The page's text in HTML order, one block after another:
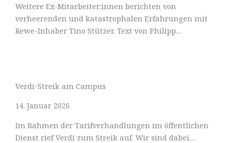
Weitere Ex-Mitarbeiter:innen berichten von
verheerenden und katastrophalen Erfahrungen mit
Rewe-Inhaber Tino Stützer. Text von Philipp…
Verdi-Streik am Campus
14. Januar 2026
Im Rahmen der Tarifverhandlungen im öffentlichen
Dienst rief Verdi zum Streik auf. Wir sind dabei…